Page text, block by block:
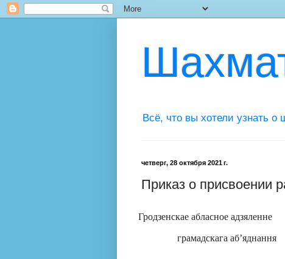
Всё, что вы хотели узнать о
четверг, 28 октября 2021 г.
Приказ о присвоении
Гродзенскае абласное адзяленне
грамадскага аб’яднання